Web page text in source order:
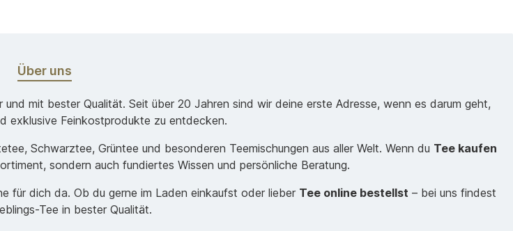
Über uns
und mit bester Qualität. Seit über 20 Jahren sind wir deine erste Adresse, wenn es darum geht,
exklusive Feinkostprodukte zu entdecken.
Schwarztee, Grüntee und besonderen Teemischungen aus aller Welt. Wenn du Tee kaufen
sondern auch fundiertes Wissen und persönliche Beratung.
für dich da. Ob du gerne im Laden einkaufst oder lieber Tee online bestellst – bei uns findest
Tee in bester Qualität.